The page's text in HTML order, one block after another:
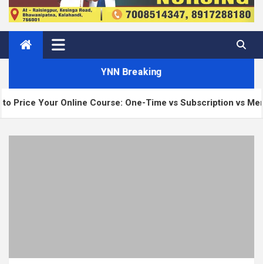
YNN Breaking
One-Time vs Subscription vs Membership